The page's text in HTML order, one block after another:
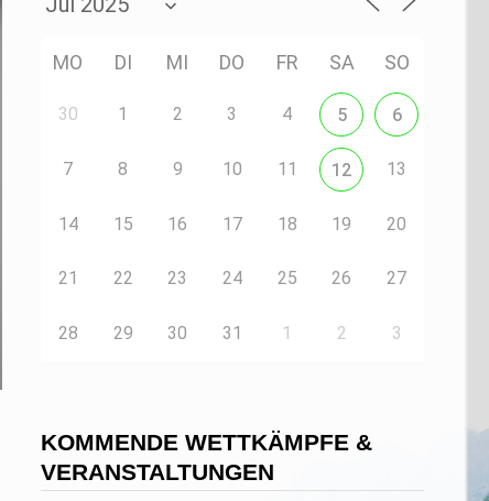
MO DI MI DO FR SA SO
30 1 2 3 4 5 6
7 8 9 10 11 12 13
14 15 16 17 18 19 20
21 22 23 24 25 26 27
28 29 30 31 1 2 3
KOMMENDE WETTKÄMPFE &
VERANSTALTUNGEN